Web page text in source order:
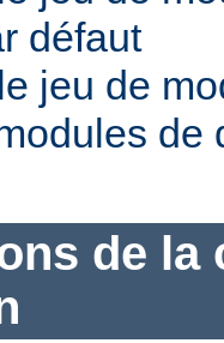
défaut
jeu de
de
de la